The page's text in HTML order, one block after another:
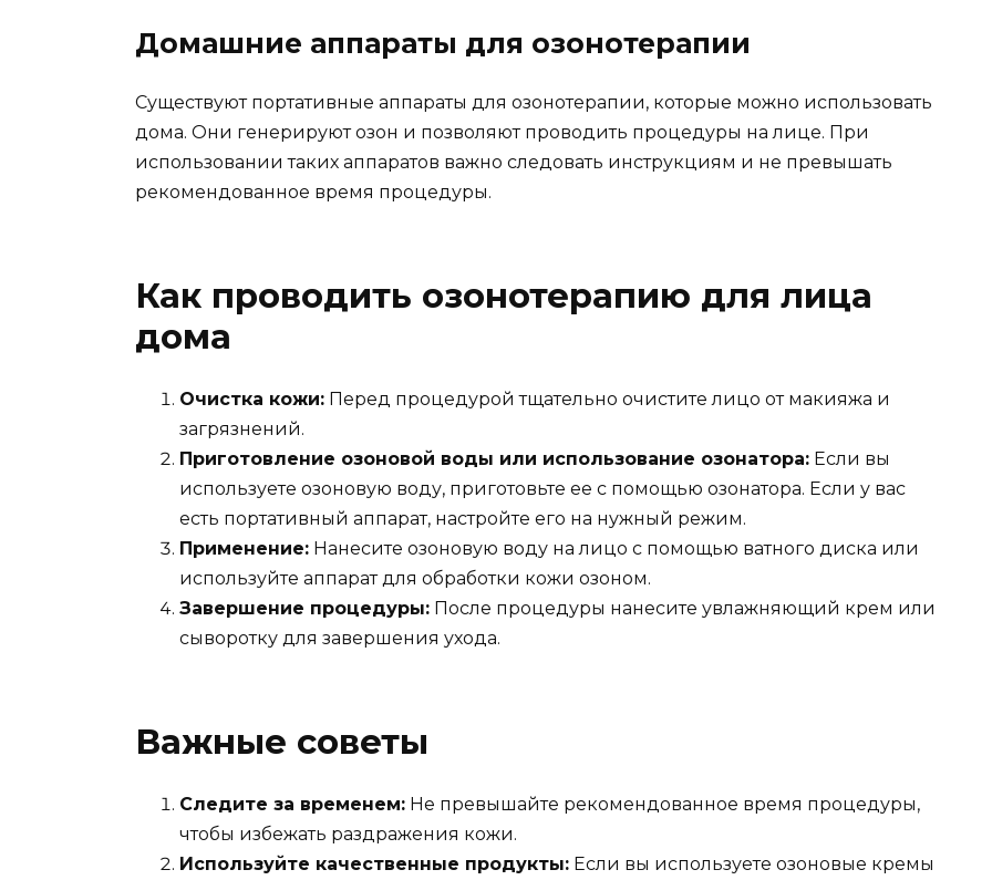
Домашние аппараты для озонотерапии
Существуют портативные аппараты для озонотерапии, которые можно использовать
дома. Они генерируют озон и позволяют проводить процедуры на лице. При
использовании таких аппаратов важно следовать инструкциям и не превышать
рекомендованное время процедуры.
Как проводить озонотерапию для лица
дома
Очистка кожи: Перед процедурой тщательно очистите лицо от макияжа и
загрязнений.
Приготовление озоновой воды или использование озонатора: Если вы
используете озоновую воду, приготовьте ее с помощью озонатора. Если у вас
есть портативный аппарат, настройте его на нужный режим.
Применение: Нанесите озоновую воду на лицо с помощью ватного диска или
используйте аппарат для обработки кожи озоном.
Завершение процедуры: После процедуры нанесите увлажняющий крем или
сыворотку для завершения ухода.
Важные советы
Следите за временем: Не превышайте рекомендованное время процедуры,
чтобы избежать раздражения кожи.
Используйте качественные продукты: Если вы используете озоновые кремы